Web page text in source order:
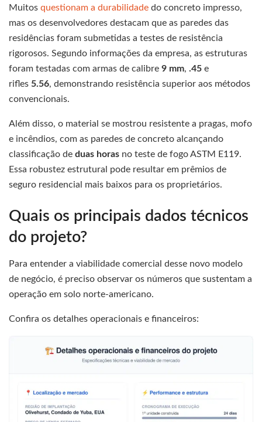
Muitos questionam a durabilidade do concreto impresso,
mas os desenvolvedores destacam que as paredes das
residências foram submetidas a testes de resistência
rigorosos. Segundo informações da empresa, as estruturas
foram testadas com armas de calibre 9 mm, .45 e
rifles 5.56, demonstrando resistência superior aos métodos
convencionais.
Além disso, o material se mostrou resistente a pragas, mofo
e incêndios, com as paredes de concreto alcançando
classificação de duas horas no teste de fogo ASTM E119.
Essa robustez estrutural pode resultar em prêmios de
seguro residencial mais baixos para os proprietários.
Quais os principais dados técnicos
do projeto?
Para entender a viabilidade comercial desse novo modelo
de negócio, é preciso observar os números que sustentam a
operação em solo norte-americano.
Confira os detalhes operacionais e financeiros: